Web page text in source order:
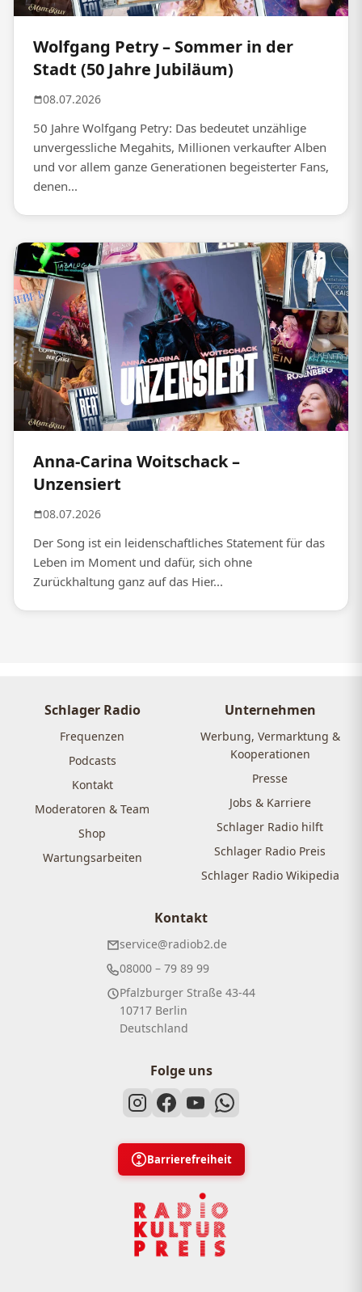
Wolfgang Petry – Sommer in der
Stadt (50 Jahre Jubiläum)
08.07.2026
50 Jahre Wolfgang Petry: Das bedeutet unzählige
unvergessliche Megahits, Millionen verkaufter Alben
und vor allem ganze Generationen begeisterter Fans,
denen...
Anna-Carina Woitschack –
Unzensiert
08.07.2026
Der Song ist ein leidenschaftliches Statement für das
Leben im Moment und dafür, sich ohne
Zurückhaltung ganz auf das Hier...
Schlager Radio
Frequenzen
Podcasts
Kontakt
Moderatoren & Team
Shop
Wartungsarbeiten
Unternehmen
Werbung, Vermarktung &
Kooperationen
Presse
Jobs & Karriere
Schlager Radio hilft
Schlager Radio Preis
Schlager Radio Wikipedia
Kontakt
service@radiob2.de
08000 – 79 89 99
Pfalzburger Straße 43-44
10717 Berlin
Deutschland
Folge uns
Barrierefreiheit